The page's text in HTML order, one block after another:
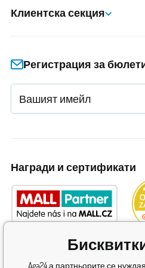
Клиентска секция
Регистрация за
Награди и сертификати
Aga24 а партньорите се